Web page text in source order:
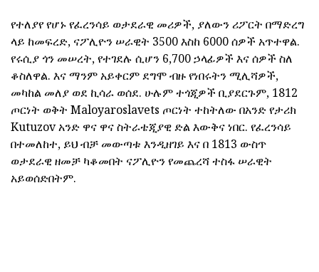
የተለያየ የሆኑ የፈረንሳይ ወታደራዊ መሪዎች, ያለውን ሪፖርት በማድረግ
ላይ ከመፍረድ, ናፖሊዮን ሠራዊት 3500 እስከ 6000 ሰዎች አጥተዋል.
የሩሲያ ጎን መሠረት, የተገደሉ ሲሆን 6,700 ኃላፊዎች እና ሰዎች ስለ
ቆስለዋል. እና ማንም አይቀርም ደግሞ ብዙ የነበሩትን ሚሊሻዎች,
መካከል መለያ ወደ ኪሳራ ወሰደ. ሁሉም ተጎጂዎች ቢያደርጉም, 1812
ጦርነት ወቅት Maloyaroslavets ጦርነት ተከትለው በአንድ የታሪክ
Kutuzov አንድ ዋና ዋና ስትራቴጂያዊ ድል እውቅና ነበር. የፈረንሳይ
በተመለከተ, ይህ ብቻ መውጣቱ እንዲዘገይ እና በ 1813 ውስጥ
ወታደራዊ ዘመቻ ካቆመበት ናፖሊዮን የመጨረሻ ተስፋ ሠራዊት
አይወሰድበትም.